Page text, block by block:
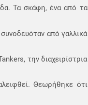
Τα σκάφη, ένα από τα
από γαλλικά
την διαχειρίστρια
Θεωρήθηκε ότι